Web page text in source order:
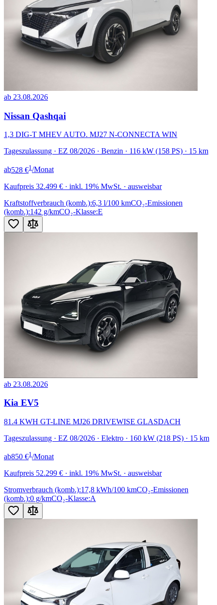
ab 23.08.2026
Nissan Qashqai
1,3 DIG-T MHEV AUTO. MJ27 N-CONNECTA WIN
Tageszulassung · EZ 08/2026 · Benzin · 116 kW (158 PS) · 15 km
ab528 €1 /Monat
Kaufpreis 32.499 € · inkl. 19% MwSt. · ausweisbar
Kraftstoffverbrauch (komb.):6,3 l/100 kmCO₂-Emissionen
(komb.):142 g/kmCO₂-Klasse:E
ab 23.08.2026
Kia EV5
81.4 KWH GT-LINE MJ26 DRIVEWISE GLASDACH
Tageszulassung · EZ 08/2026 · Elektro · 160 kW (218 PS) · 15 km
ab850 €1/Monat
Kaufpreis 52.299 € · inkl. 19% MwSt. · ausweisbar
Stromverbrauch (komb.):17,8 kWh/100 kmCO₂-Emissionen
(komb.):0 g/kmCO₂-Klasse:A